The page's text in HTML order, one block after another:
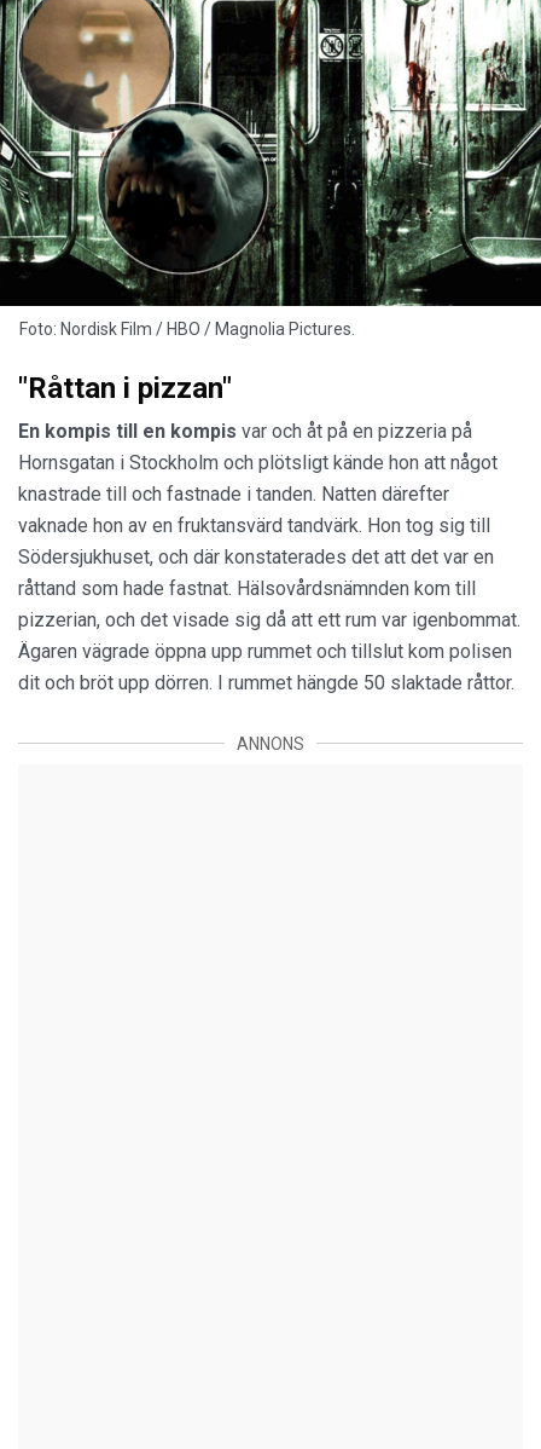
Foto: Nordisk Film / HBO / Magnolia Pictures.
"Råttan i pizzan"
En kompis till en kompis var och åt på en pizzeria på
Hornsgatan i Stockholm och plötsligt kände hon att något
knastrade till och fastnade i tanden. Natten därefter
vaknade hon av en fruktansvärd tandvärk. Hon tog sig till
Södersjukhuset, och där konstaterades det att det var en
råttand som hade fastnat. Hälsovårdsnämnden kom till
pizzerian, och det visade sig då att ett rum var igenbommat.
Ägaren vägrade öppna upp rummet och tillslut kom polisen
dit och bröt upp dörren. I rummet hängde 50 slaktade råttor.
ANNONS